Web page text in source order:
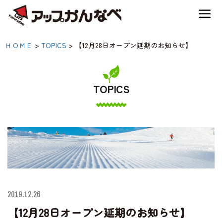
【12月28日オープン延期
のお知らせ】|【公式】ア
ップかんなべ｜兵庫県豊
岡市・関西 アウトド
ア・キャンプ場・熱気
球・高原アクティビティ
夏のスキー場も「かなり遊べる」！
神鍋高原アクティビティ
交通アクセス
宿泊案内
神鍋高原体育館
ＨＯＭＥ > TOPICS > 【12月28日オープン延期のお知らせ】
TOPICS
2019.12.26
【12月28日オープン延期のお知らせ】